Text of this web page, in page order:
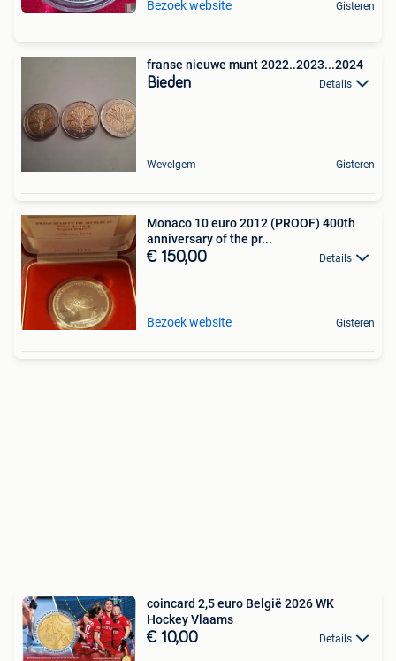
Bezoek website
Gisteren
franse nieuwe munt 2022..2023...2024
Bieden Details
Wevelgem Gisteren
Monaco 10 euro 2012 (PROOF) 400th
anniversary of the pr...
€ 150,00 Details
Bezoek website Gisteren
coincard 2,5 euro België 2026 WK
Hockey Vlaams
€ 10,00 Details